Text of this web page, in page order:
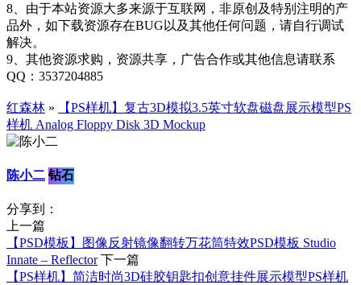
8、由于本站资源大多来源于互联网，非原创及特别注明的产
品外，如下载资源存在BUG以及其他任何问题，请自行调试
解决。
9、其他资源求购，资源共享，广告合作或其他信息请联系
QQ：3537204885
红森林 »
【PS样机】复古3D模拟3.5英寸软盘磁盘展示模型PS
样机 Analog Floppy Disk 3D Mockup
陈小二 钻石
分享到：
上一篇
【PSD模板】图像反射镜像翻转万花筒特效PSD模板 Studio
Innate – Reflector 下一篇
【PS样机】简洁时尚3D硅胶钥匙扣创意挂件展示模型PS样机